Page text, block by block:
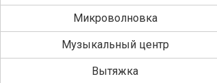
Микроволновка
Музыкальный центр
Вытяжка